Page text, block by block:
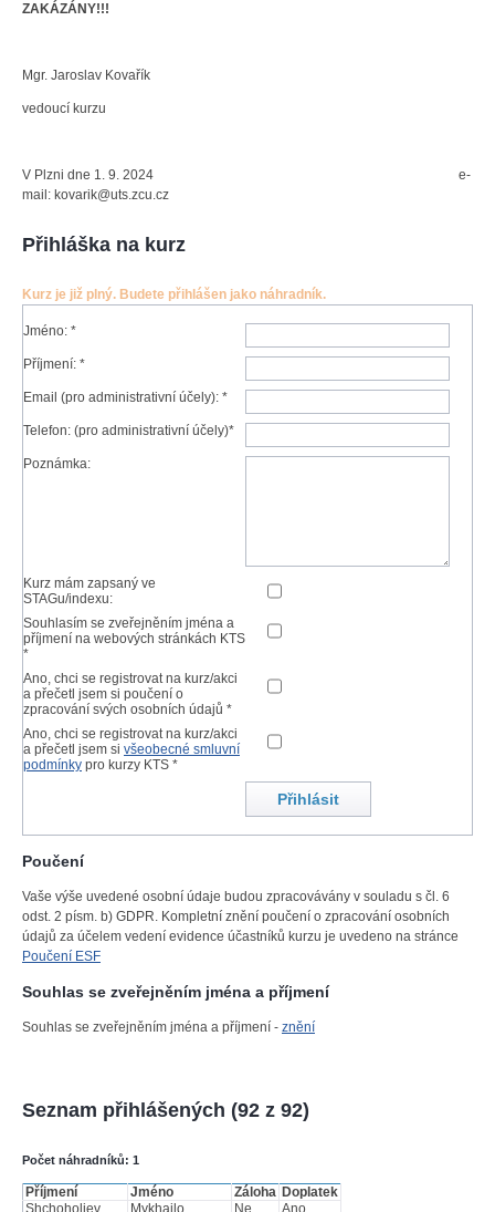
ZAKÁZÁNY!!!
Mgr. Jaroslav Kovařík
vedoucí kurzu
V Plzni dne 1. 9. 2024 e-
mail: kovarik@uts.zcu.cz
Přihláška na kurz
Kurz je již plný. Budete přihlášen jako náhradník.
Jméno: *
Příjmení: *
Email (pro administrativní účely): *
Telefon: (pro administrativní účely)*
Poznámka:
Kurz mám zapsaný ve
STAGu/indexu:
Souhlasím se zveřejněním jména a
příjmení na webových stránkách KTS
*
Ano, chci se registrovat na kurz/akci
a přečetl jsem si poučení o
zpracování svých osobních údajů *
Ano, chci se registrovat na kurz/akci
a přečetl jsem si všeobecné smluvní
podmínky pro kurzy KTS *
Poučení
Vaše výše uvedené osobní údaje budou zpracovávány v souladu s čl. 6
odst. 2 písm. b) GDPR. Kompletní znění poučení o zpracování osobních
údajů za účelem vedení evidence účastníků kurzu je uvedeno na stránce
Poučení ESF
Souhlas se zveřejněním jména a příjmení
Souhlas se zveřejněním jména a příjmení - znění
Seznam přihlášených (92 z 92)
Počet náhradníků: 1
Příjmení Jméno Záloha Doplatek
Shchoholiev
Mykhailo Ne Ano